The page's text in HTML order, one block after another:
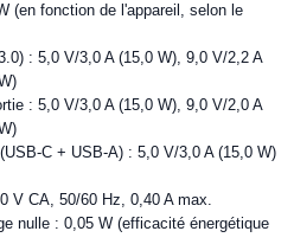
(en fonction de l'appareil, selon le
: 5,0 V/3,0 A (15,0 W), 9,0 V/2,2 A
: 5,0 V/3,0 A (15,0 W), 9,0 V/2,0 A
C + USB-A) : 5,0 V/3,0 A (15,0 W)
V CA, 50/60 Hz, 0,40 A max.
nulle : 0,05 W (efficacité énergétique